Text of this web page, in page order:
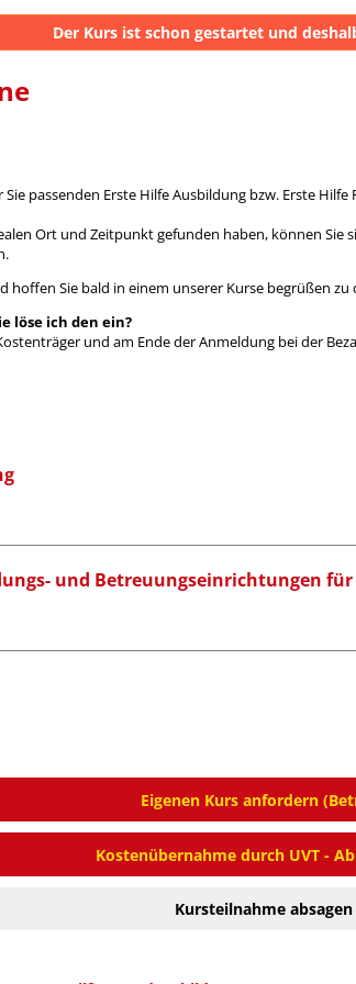
Der Kurs ist schon gestartet und
passenden Erste Hilfe Ausbildung bzw. Erste
Ort und Zeitpunkt gefunden haben, können Sie
hoffen Sie bald in einem unserer Kurse begrüßen zu
löse ich den ein?
und am Ende der Anmeldung bei der
und Betreuungseinrichtungen
Eigenen Kurs anfordern
Kostenübernahme durch UVT -
Kursteilnahme